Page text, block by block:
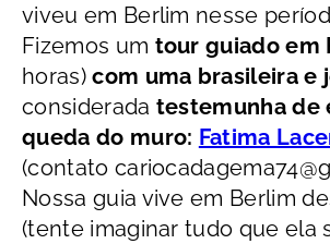
viveu em Berlim nesse
Fizemos um tour guiado em
horas)com uma brasileira e
considerada testemunha de
queda do muro: Fatima
(contato
Nossa guia vive em Berlim
(tente imaginar tudo que ela